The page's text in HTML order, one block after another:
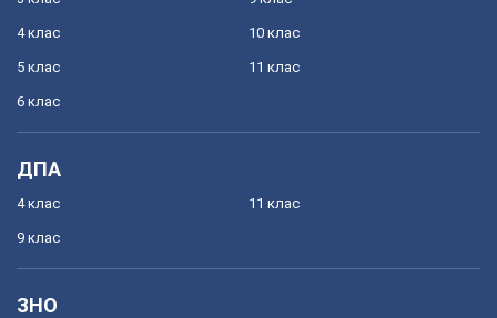
4 клас
5 клас
6 клас
10 клас
11 клас
ДПА
4 клас
9 клас
11 клас
ЗНО